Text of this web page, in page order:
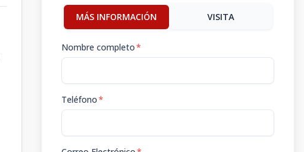
MÁS INFORMACIÓN VISITA
Nombre completo*
Teléfono*